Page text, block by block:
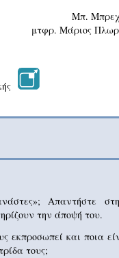
Μπ.
μτφρ. Μάριος
Απαντήστε
την άποψή του.
εκπροσωπεί και ποια
τους;